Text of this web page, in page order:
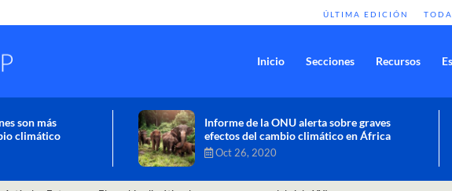
ÚLTIMA EDICIÓN
Inicio Secciones Recursos
graves
en África
Comisión de Alto Nivel de Cambio
Climático aprueba nueva ambición
climática del Perú
Dic 16, 2020